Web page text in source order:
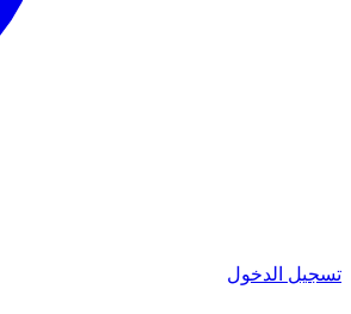
تسجيل الدخول